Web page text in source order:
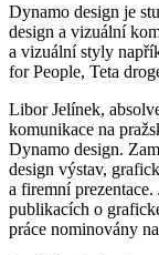
Dynamo design je
design a vizuální
a vizuální styly
for People, Teta
Libor Jelínek,
komunikace na
Dynamo design.
design výstav,
a firemní
publikacích o
práce nominovány